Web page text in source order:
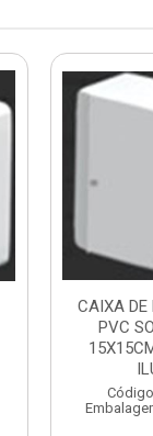
CAIXA DE
PVC